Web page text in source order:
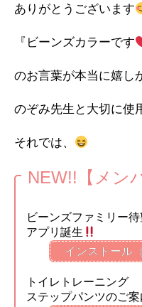
ありがとうございます
『ビーンズカラーです
のお言葉が本当に嬉し
のぞみ先生と大切に使
それでは、
NEW!!【メン
ビーンズファミリー
アプリ誕生
インストール
トイレトレーニング
ステップパンツのご